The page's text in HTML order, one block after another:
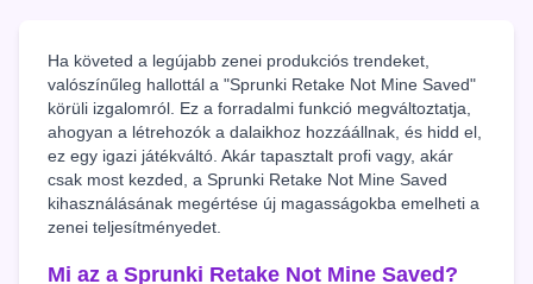
Ha követed a legújabb zenei produkciós trendeket,
valószínűleg hallottál a "Sprunki Retake Not Mine Saved"
körüli izgalomról. Ez a forradalmi funkció megváltoztatja,
ahogyan a létrehozók a dalaikhoz hozzáállnak, és hidd el,
ez egy igazi játékváltó. Akár tapasztalt profi vagy, akár
csak most kezded, a Sprunki Retake Not Mine Saved
kihasználásának megértése új magasságokba emelheti a
zenei teljesítményedet.
Mi az a Sprunki Retake Not Mine Saved?